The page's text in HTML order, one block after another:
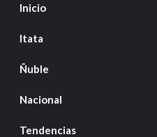
Inicio
Itata
Ñuble
Nacional
Tendencias